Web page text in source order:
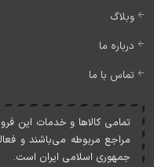
وبلاگ
درباره ما
تماس با ما
تمامی کالاها و خدمات اين
مراجع مربوطه می‌باشند و
جمهوری اسلامی ايران است.